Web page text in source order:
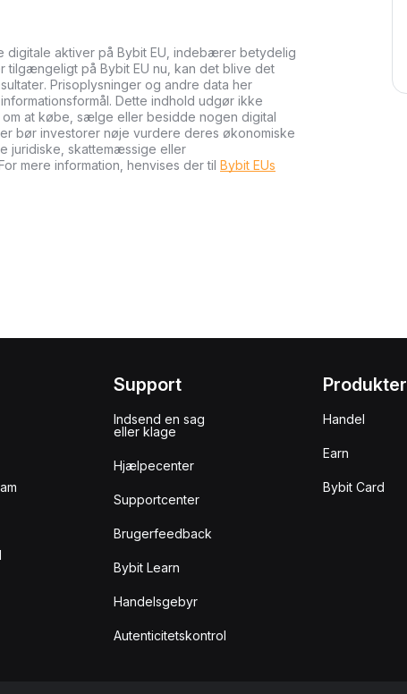
aktiver på Bybit EU, indebærer betydelig
tilgængeligt på Bybit EU nu, kan det blive det
Prisoplysninger og andre data her
Dette indhold udgør ikke
at købe, sælge eller besidde nogen digital
bør investorer nøje vurdere deres økonomiske
juridiske, skattemæssige eller
mere information, henvises der til Bybit EUs
Support
Indsend en sag
eller klage
Hjælpecenter
Supportcenter
Brugerfeedback
Bybit Learn
Handelsgebyr
Autenticitetskontrol
Produkter
Handel
Earn
Bybit Card